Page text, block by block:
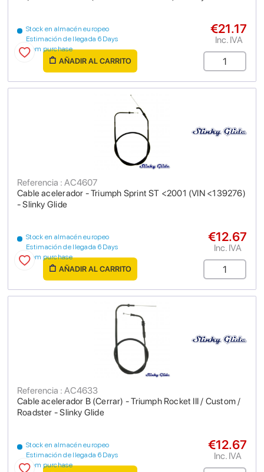
Stock en almacén europeo
Estimación de llegada 6 Days
from purchase
€21.17
Inc. IVA
AÑADIR AL CARRITO
Cable acelerador - Triumph Sprint ST <2001 (VIN <139276)
- Slinky Glide
Referencia : AC4607
Stock en almacén europeo
Estimación de llegada 6 Days
from purchase
€12.67
Inc. IVA
AÑADIR AL CARRITO
Cable acelerador B (Cerrar) - Triumph Rocket III / Custom /
Roadster - Slinky Glide
Referencia : AC4633
Stock en almacén europeo
Estimación de llegada 6 Days
from purchase
€12.67
Inc. IVA